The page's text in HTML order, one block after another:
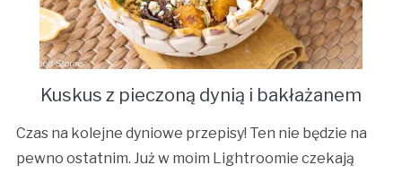
Kuskus z pieczoną dynią i bakłażanem
Czas na kolejne dyniowe przepisy! Ten nie będzie na
pewno ostatnim. Już w moim Lightroomie czekają